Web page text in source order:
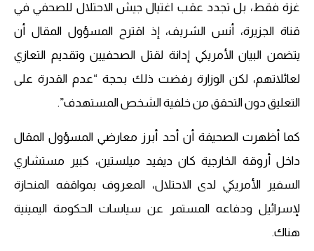
غزة فقط، بل تجدد عقب اغتيال جيش الاحتلال للصحفي في
قناة الجزيرة، أنس الشريف، إذ اقترح المسؤول المقال أن
يتضمن البيان الأمريكي إدانة لقتل الصحفيين وتقديم التعازي
لعائلاتهم، لكن الوزارة رفضت ذلك بحجة “عدم القدرة على
التعليق دون التحقق من خلفية الشخص المستهدف”.
كما أظهرت الصحيفة أن أحد أبرز معارضي المسؤول المقال
داخل أروقة الخارجية كان ديفيد ميلستين، كبير مستشاري
السفير الأمريكي لدى الاحتلال، المعروف بمواقفه المنحازة
لإسرائيل ودفاعه المستمر عن سياسات الحكومة اليمينية
هناك.